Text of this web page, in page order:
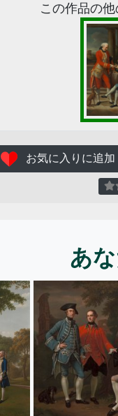
この作品の
お気に入りに追加
あ